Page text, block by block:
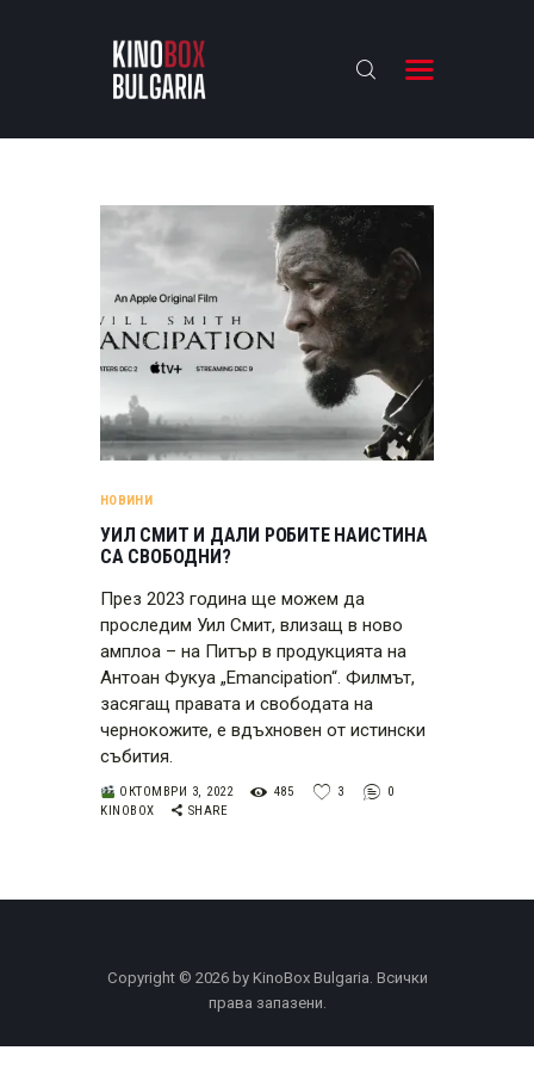
KINOBOX BULGARIA
АНАЛИЗИ
БАХТИ НАГРАДИТЕ
ИНТЕРВЮТА
ЗА НАС
НОВИНИ
УИЛ СМИТ И ДАЛИ РОБИТЕ НАИСТИНА
СА СВОБОДНИ?
През 2023 година ще можем да
проследим Уил Смит, влизащ в ново
амплоа – на Питър в продукцията на
Антоан Фукуа „Emancipation“. Филмът,
засягащ правата и свободата на
чернокожите, е вдъхновен от истински
събития.
ОКТОМВРИ 3, 2022 485 3
0
KINOBOX
SHARE
Copyright © 2026 by KinoBox Bulgaria. Всички
права запазени.